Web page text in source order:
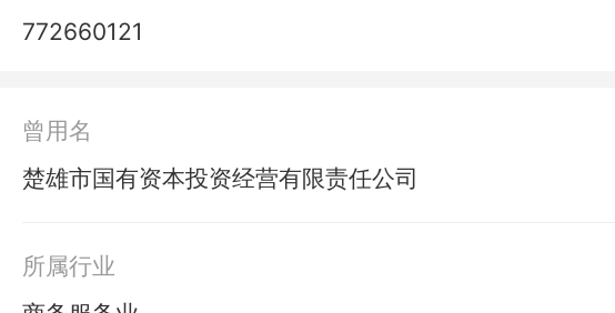
772660121
曾用名
楚雄市国有资本投资经营有限责任公司
所属行业